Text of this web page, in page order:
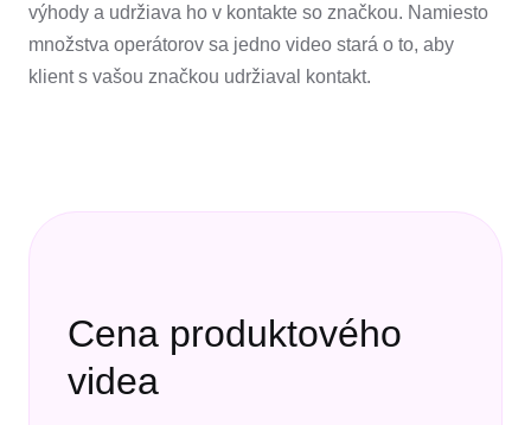
výhody a udržiava ho v kontakte so značkou. Namiesto
množstva operátorov sa jedno video stará o to, aby
klient s vašou značkou udržiaval kontakt.
Cena produktového
videa